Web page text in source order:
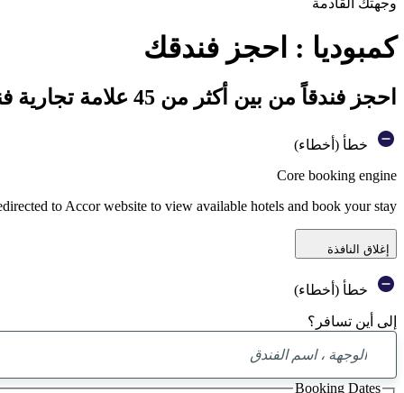
وجهتك القادمة
كمبوديا : احجز فندقك
احجز فندقاً من بين أكثر من 45 علامة تجارية فندقية تابعة لمجموعة أكور
خطأ (أخطاء)
Core booking engine
to Accor website to view available hotels and book your stay
إغلاق النافذة
خطأ (أخطاء)
إلى أين تسافر؟
Booking Dates